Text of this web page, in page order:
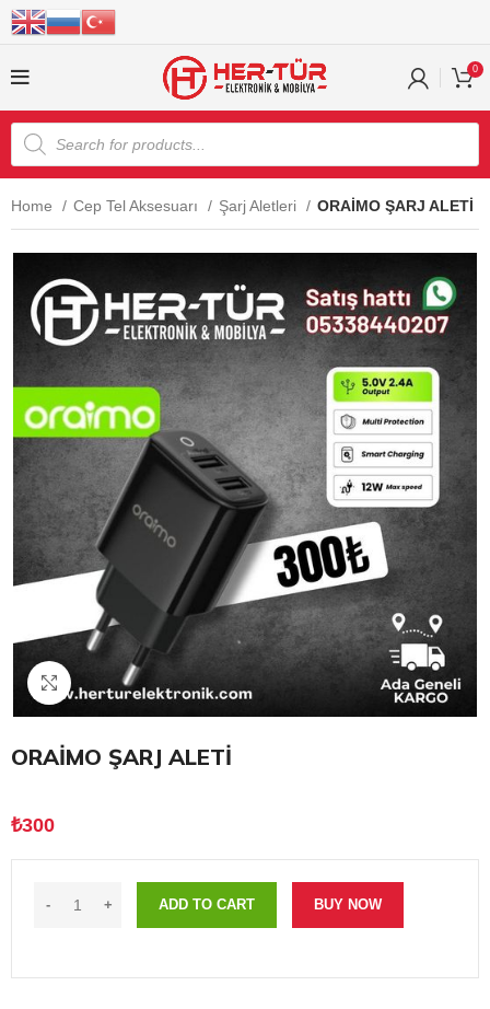
0
Home Cep Tel Aksesuarı Şarj Aletleri ORAİMO ŞARJ ALETİ
Click to enlarge
ORAİMO ŞARJ ALETİ
₺300
ADD TO CART BUY NOW